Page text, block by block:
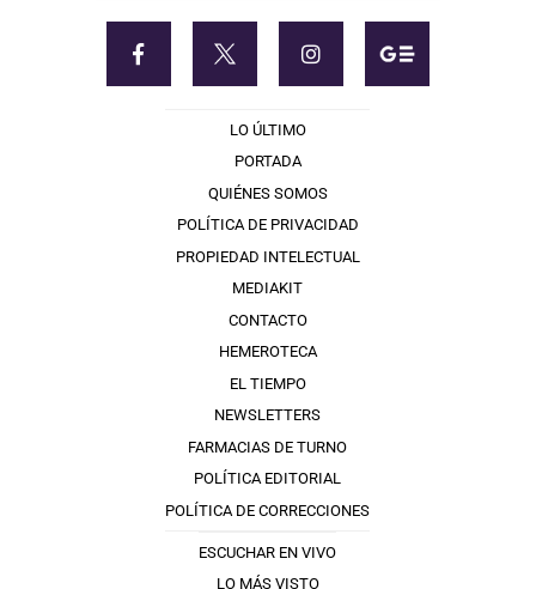
LO ÚLTIMO
PORTADA
QUIÉNES SOMOS
POLÍTICA DE PRIVACIDAD
PROPIEDAD INTELECTUAL
MEDIAKIT
CONTACTO
HEMEROTECA
EL TIEMPO
NEWSLETTERS
FARMACIAS DE TURNO
POLÍTICA EDITORIAL
POLÍTICA DE CORRECCIONES
ESCUCHAR EN VIVO
LO MÁS VISTO